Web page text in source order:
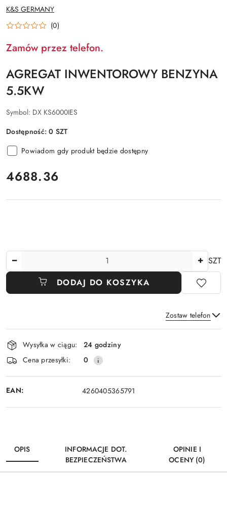
NAZWA
PRODUCENTA:
K&S GERMANY
(0)
Zamów przez telefon.
AGREGAT INWENTOROWY BENZYNA
5.5KW
Symbol: DX KS6000IES
Dostępność:0 SZT
Powiadom gdy produkt będzie dostępny
cena:
4688.36
SZT
DODAJ DO KOSZYKA
Zostaw telefon
Wyślij
Dostępność
i
dostawa
Wysyłka w ciągu:
24 godziny
Cena przesyłki:
0
EAN: 4260405365791
OPIS
INFORMACJE DOT.
BEZPIECZEŃSTWA
OPINIE I
OCENY (0)